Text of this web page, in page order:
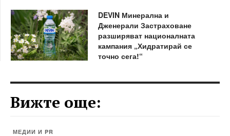
DEVIN Минерална и
Дженерали Застраховане
разширяват националната
кампания „Хидратирай се
точно сега!“
Вижте още:
МЕДИИ И PR